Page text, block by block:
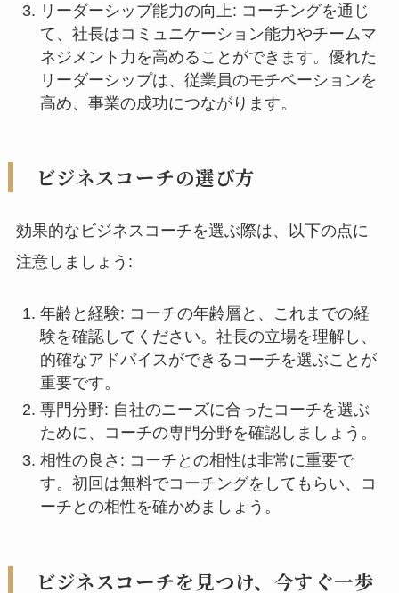
リーダーシップ能力の向上: コーチングを通じ
て、社長はコミュニケーション能力やチームマ
ネジメント力を高めることができます。優れた
リーダーシップは、従業員のモチベーションを
高め、事業の成功につながります。
ビジネスコーチの選び方
効果的なビジネスコーチを選ぶ際は、以下の点に
注意しましょう:
年齢と経験: コーチの年齢層と、これまでの経
験を確認してください。社長の立場を理解し、
的確なアドバイスができるコーチを選ぶことが
重要です。
専門分野: 自社のニーズに合ったコーチを選ぶ
ために、コーチの専門分野を確認しましょう。
相性の良さ: コーチとの相性は非常に重要で
す。初回は無料でコーチングをしてもらい、コ
ーチとの相性を確かめましょう。
ビジネスコーチを見つけ、今すぐ一歩